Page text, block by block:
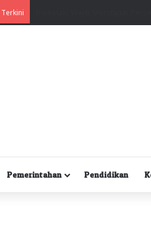
Pemerintahan Pendidikan